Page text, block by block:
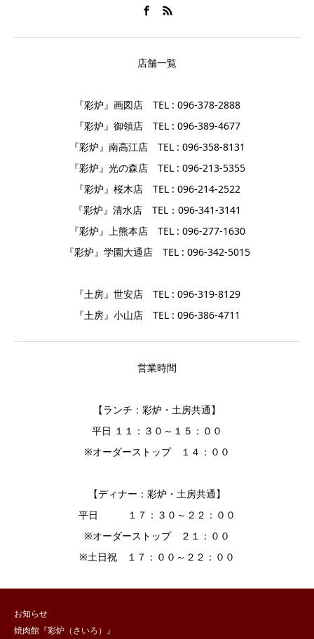
店舗一覧
『彩炉』画図店 TEL : 096-378-2888
『彩炉』御領店 TEL : 096-389-4677
『彩炉』南高江店 TEL : 096-358-8131
『彩炉』光の森店 TEL : 096-213-5355
『彩炉』桜木店 TEL : 096-214-2522
『彩炉』清水店 TEL：096-341-3141
『彩炉』上熊本店 TEL : 096-277-1630
『彩炉』学園大通店 TEL : 096-342-5015
『土房』世安店 TEL : 096-319-8129
『土房』小山店 TEL : 096-386-4711
営業時間
【ランチ：彩炉・土房共通】
平日 １１：３０～１５：００
※オーダーストップ １４：００
【ディナー：彩炉・土房共通】
平日 １７：３０～２２：００
※オーダーストップ ２１：００
※土日祝 １７：００～２２：００
お知らせ
焼肉館『彩炉（さいろ）』